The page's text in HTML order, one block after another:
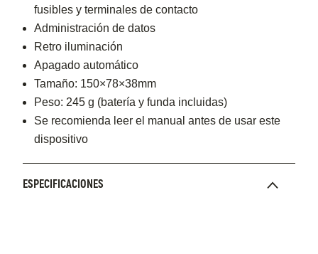
fusibles y terminales de contacto
Administración de datos
Retro iluminación
Apagado automático
Tamaño: 150×78×38mm
Peso: 245 g (batería y funda incluidas)
Se recomienda leer el manual antes de usar este
dispositivo
ESPECIFICACIONES